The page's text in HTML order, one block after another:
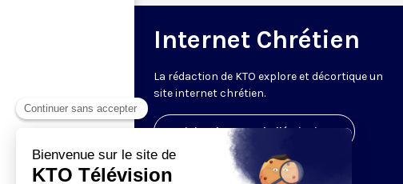
Internet Chrétien
La rédaction de KTO explore et décortique un
site internet chrétien.
Visiter la page de l'émission